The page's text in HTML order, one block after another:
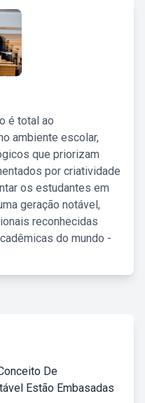
é total ao
ambiente escolar,
que priorizam
por criatividade
os estudantes em
geração notável,
reconhecidas
do mundo -
De
Estão Embasadas